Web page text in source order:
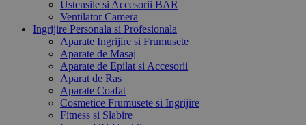
Ustensile si Accesorii BAR
Ventilator Camera
Ingrijire Personala si Profesionala
Aparate Ingrijire si Frumusete
Aparate de Masaj
Aparate de Epilat si Accesorii
Aparat de Ras
Aparate Coafat
Cosmetice Frumusete si Ingrijire
Fitness si Slabire